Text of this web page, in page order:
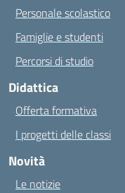
Personale scolastico
Famiglie e studenti
Percorsi di studio
Didattica
Offerta formativa
I progetti delle classi
Novità
Le notizie